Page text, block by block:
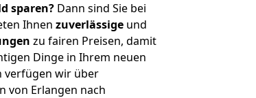
sparen? Dann sind Sie bei
Ihnen zuverlässige und
zu fairen Preisen, damit
Dinge in Ihrem neuen
verfügen wir über
von Erlangen nach